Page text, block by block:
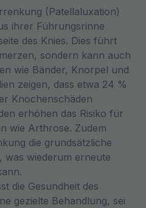
(Patellaluxation)
ihrer Führungsrinne
des Knies. Dies führt
sondern kann auch
wie Bänder, Knorpel und
zeigen, dass etwa 24 %
Knochenschäden
erhöhen das Risiko für
wie Arthrose. Zudem
die grundsätzliche
was wiederum erneute
die Gesundheit des
gezielte Behandlung, sei